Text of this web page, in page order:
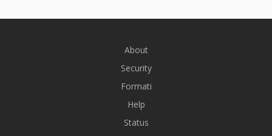
About
Security
Formati
Help
Status